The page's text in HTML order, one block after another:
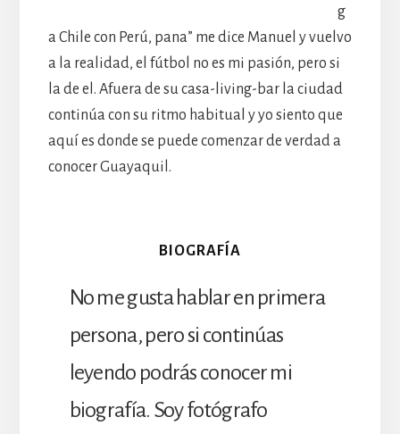
g
a Chile con Perú, pana” me dice Manuel y vuelvo
a la realidad, el fútbol no es mi pasión, pero si
la de el. Afuera de su casa-living-bar la ciudad
continúa con su ritmo habitual y yo siento que
aquí es donde se puede comenzar de verdad a
conocer Guayaquil.
BIOGRAFÍA
No me gusta hablar en primera
persona, pero si continúas
leyendo podrás conocer mi
biografía. Soy fotógrafo